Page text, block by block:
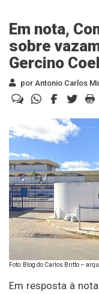
Em nota,
sobre
Gercino
por Antonio Carlos
Foto: Blog do Carlos Britto –
Em resposta à